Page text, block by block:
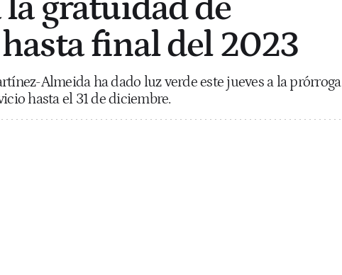
final del 2023
Almeida ha dado luz verde este jueves a la prórroga
hasta el 31 de diciembre.